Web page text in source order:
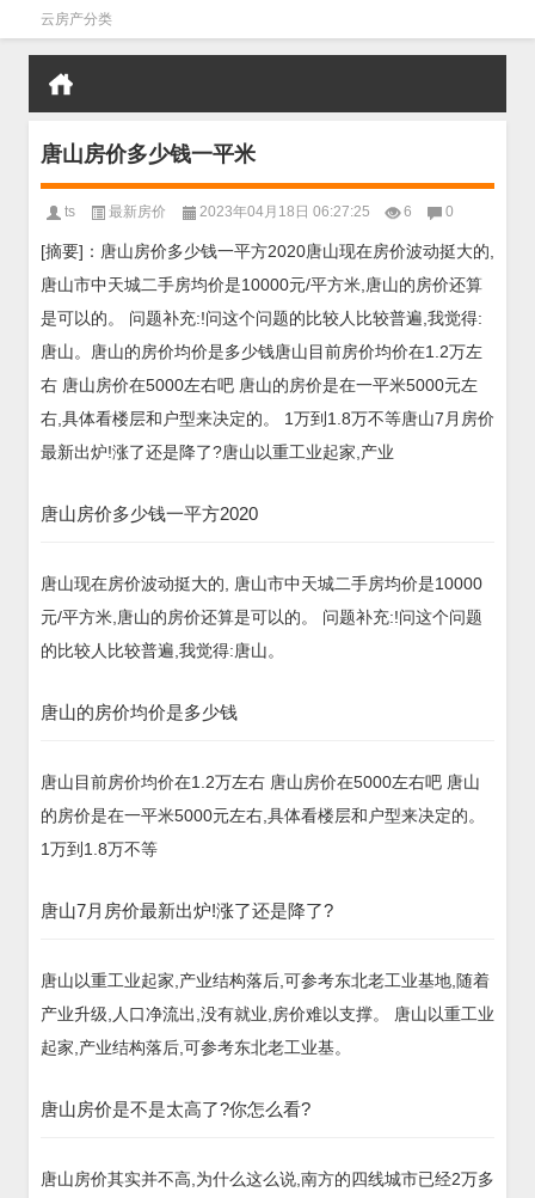
云房产分类
唐山房价多少钱一平米
ts 最新房价 2023年04月18日 06:27:25 6 0
[摘要]：唐山房价多少钱一平方2020唐山现在房价波动挺大的,
唐山市中天城二手房均价是10000元/平方米,唐山的房价还算
是可以的。 问题补充:!问这个问题的比较人比较普遍,我觉得:
唐山。唐山的房价均价是多少钱唐山目前房价均价在1.2万左
右 唐山房价在5000左右吧 唐山的房价是在一平米5000元左
右,具体看楼层和户型来决定的。 1万到1.8万不等唐山7月房价
最新出炉!涨了还是降了?唐山以重工业起家,产业
唐山房价多少钱一平方2020
唐山现在房价波动挺大的, 唐山市中天城二手房均价是10000
元/平方米,唐山的房价还算是可以的。 问题补充:!问这个问题
的比较人比较普遍,我觉得:唐山。
唐山的房价均价是多少钱
唐山目前房价均价在1.2万左右 唐山房价在5000左右吧 唐山
的房价是在一平米5000元左右,具体看楼层和户型来决定的。
1万到1.8万不等
唐山7月房价最新出炉!涨了还是降了?
唐山以重工业起家,产业结构落后,可参考东北老工业基地,随着
产业升级,人口净流出,没有就业,房价难以支撑。 唐山以重工业
起家,产业结构落后,可参考东北老工业基。
唐山房价是不是太高了?你怎么看?
唐山房价其实并不高,为什么这么说,南方的四线城市已经2万多